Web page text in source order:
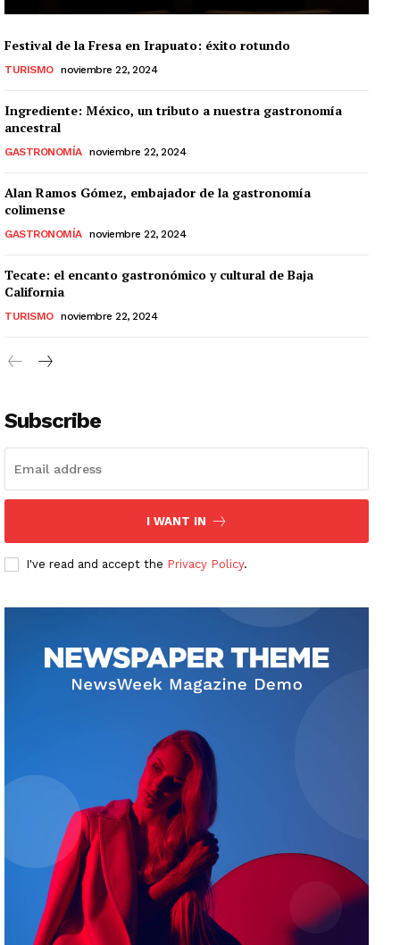
Festival de la Fresa en Irapuato: éxito rotundo
TURISMO noviembre 22, 2024
Ingrediente: México, un tributo a nuestra gastronomía
ancestral
GASTRONOMÍA noviembre 22, 2024
Alan Ramos Gómez, embajador de la gastronomía
colimense
GASTRONOMÍA noviembre 22, 2024
Tecate: el encanto gastronómico y cultural de Baja
California
TURISMO noviembre 22, 2024
Subscribe
I WANT IN
I've read and accept the Privacy Policy.